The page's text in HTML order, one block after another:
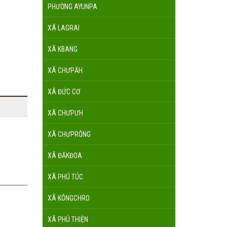
PHƯỜNG AYUNPA
XÃ LAGRAI
XÃ KBANG
XÃ CHƯPĂH
XÃ ĐỨC CƠ
XÃ CHƯPƯH
XÃ CHƯPRÔNG
XÃ ĐĂKĐOA
XÃ PHÚ TÚC
XÃ KÔNGCHRO
XÃ PHÚ THIỆN